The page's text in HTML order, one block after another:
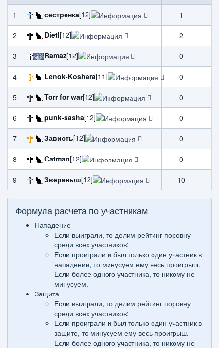
1 сестренка[12] 1
2 Dietl[12] 2
3 Ramaz[12] 0
4 Lenok-Koshara[11] 0
5 Torr for war[12] 0
6 punk-sasha[12] 0
7 Зависть[12] 0
8 Catman[12] 0
9 Звереныш[12] 10
Формула расчета по участникам
Нападение
Если выиграли, то делим рейтинг поровну
среди всех участников;
Если проиграли и был только один участник в
нападении, то минусуем ему весь проигрыш.
Если более одного участника, то никому не
минусуем.
Защита
Если выиграли, то делим рейтинг поровну
среди всех участников;
Если проиграли и был только один участник в
защите, то минусуем ему весь проигрыш.
Если более одного участника, то никому не